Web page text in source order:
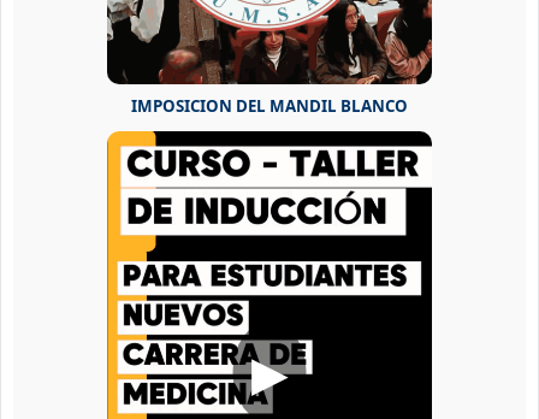
IMPOSICION DEL MANDIL BLANCO